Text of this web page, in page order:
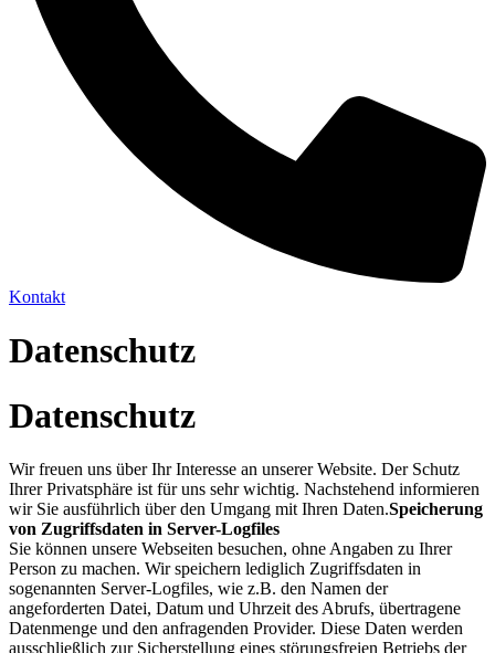
Kontakt
Datenschutz
Datenschutz
Wir freuen uns über Ihr Interesse an unserer Website. Der Schutz
Ihrer Privatsphäre ist für uns sehr wichtig. Nachstehend informieren
wir Sie ausführlich über den Umgang mit Ihren Daten.Speicherung
von Zugriffsdaten in Server-Logfiles
Sie können unsere Webseiten besuchen, ohne Angaben zu Ihrer
Person zu machen. Wir speichern lediglich Zugriffsdaten in
sogenannten Server-Logfiles, wie z.B. den Namen der
angeforderten Datei, Datum und Uhrzeit des Abrufs, übertragene
Datenmenge und den anfragenden Provider. Diese Daten werden
ausschließlich zur Sicherstellung eines störungsfreien Betriebs der